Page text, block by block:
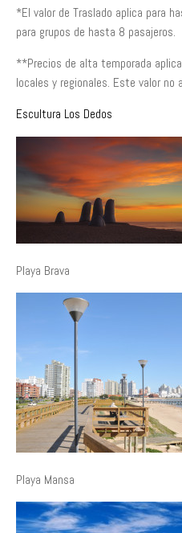
*El valor de Traslado aplica para
para grupos de hasta 8 pasajeros.
**Precios de alta temporada
locales y regionales. Este valor no
Escultura Los Dedos
Playa Brava
Playa Mansa